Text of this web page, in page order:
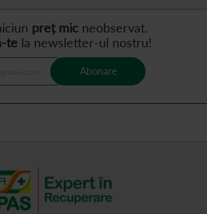
preț mic neobservat.
tela newsletter-ul nostru!
Abonare